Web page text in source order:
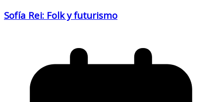
Sofía Rei: Folk y futurismo